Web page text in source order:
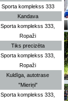
Sporta komplekss 333
Kandava
Sporta komplekss 333,
Ropaži
Tiks precizēta
Sporta komplekss 333,
Ropaži
Kuldīga, autotrase
"Mieriņi"
Sporta komplekss 333,